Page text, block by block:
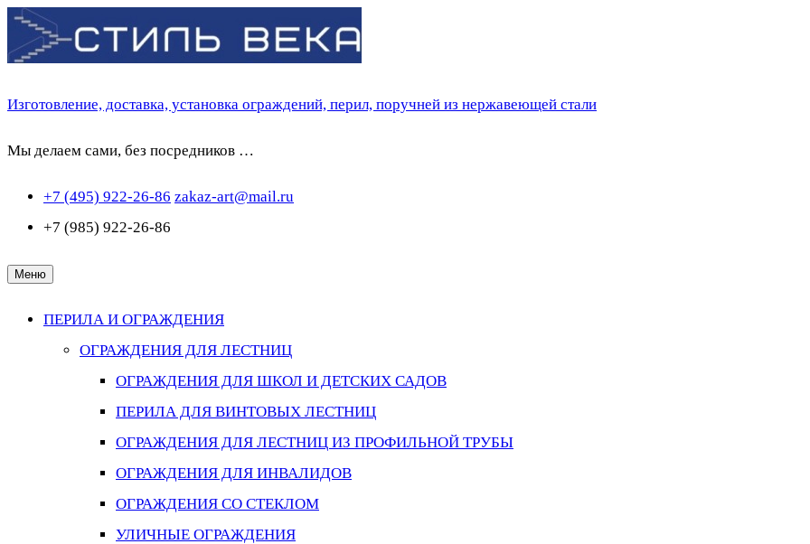
Перейти
к
Изготовление, доставка, установка ограждений, перил, поручней из нержавеющей стали
Мы делаем сами, без посредников …
+7 (495) 922-26-86 zakaz-art@mail.ru
+7 (985) 922-26-86
Меню
ПЕРИЛА И ОГРАЖДЕНИЯ
ОГРАЖДЕНИЯ ДЛЯ ЛЕСТНИЦ
ОГРАЖДЕНИЯ ДЛЯ ШКОЛ И ДЕТСКИХ САДОВ
ПЕРИЛА ДЛЯ ВИНТОВЫХ ЛЕСТНИЦ
ОГРАЖДЕНИЯ ДЛЯ ЛЕСТНИЦ ИЗ ПРОФИЛЬНОЙ ТРУБЫ
ОГРАЖДЕНИЯ ДЛЯ ИНВАЛИДОВ
ОГРАЖДЕНИЯ СО СТЕКЛОМ
УЛИЧНЫЕ ОГРАЖДЕНИЯ